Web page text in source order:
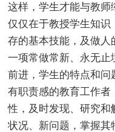
这样，学生才能与教师
仅仅在于教授学生知识
存的基本技能，及做人
一项常做常新、永无止
前进，学生的特点和问
有职责感的教育工作
性，及时发现、研究
状况、新问题，掌握